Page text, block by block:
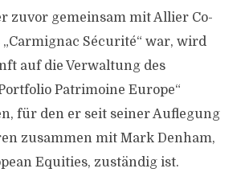
zuvor gemeinsam mit Allier Co-
„Carmignac Sécurité“ war, wird
auf die Verwaltung des
Patrimoine Europe“
für den er seit seiner Auflegung
zusammen mit Mark Denham,
Equities, zuständig ist.